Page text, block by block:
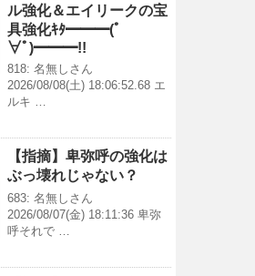
ル強化＆エイリークの宝
具強化ｷﾀ━━━(ﾟ
∀ﾟ)━━━!!
818: 名無しさん
2026/08/08(土) 18:06:52.68 エ
ルキ …
【指摘】卑弥呼の強化は
ぶっ壊れじゃない？
683: 名無しさん
2026/08/07(金) 18:11:36 卑弥
呼それで …